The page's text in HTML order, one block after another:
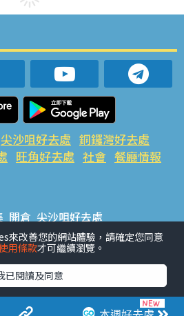
尖沙咀好去處 銅鑼灣好去處
旺角好去處 社會 餐廳情報
開倉 尖沙咀好去處
荃灣好去處 旺角好去處 社會
推介 #美食社群熱話
應用程式 #限時搶
來改善您的網站體驗，請確定您同意
用條款才可繼續瀏覽。
已閱讀及同意